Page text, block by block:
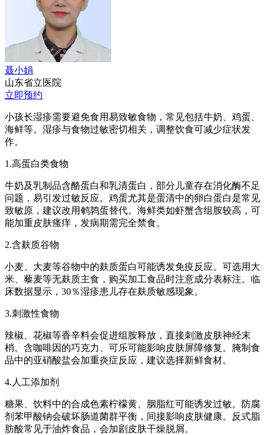
聂小娟
山东省立医院
立即预约
小孩长湿疹需要避免食用易致敏食物，常见包括牛奶、鸡蛋、
海鲜等。湿疹与食物过敏密切相关，调整饮食可减少症状发
作。
1.高蛋白类食物
牛奶及乳制品含酪蛋白和乳清蛋白，部分儿童存在消化酶不足
问题，易引发过敏反应。鸡蛋尤其是蛋清中的卵白蛋白是常见
致敏原，建议改用鹌鹑蛋替代。海鲜类如虾蟹含组胺较高，可
能加重皮肤瘙痒，发病期需完全禁食。
2.含麸质谷物
小麦、大麦等谷物中的麸质蛋白可能诱发免疫反应。可选用大
米、藜麦等无麸质主食，购买加工食品时注意成分表标注。临
床数据显示，30％湿疹患儿存在麸质敏感现象。
3.刺激性食物
辣椒、花椒等香辛料会促进组胺释放，直接刺激皮肤神经末
梢。含咖啡因的巧克力、可乐可能影响皮肤屏障修复。腌制食
品中的亚硝酸盐会加重炎症反应，建议选择新鲜食材。
4.人工添加剂
糖果、饮料中的合成色素柠檬黄、胭脂红可能诱发过敏。防腐
剂苯甲酸钠会破坏肠道菌群平衡，间接影响皮肤健康。反式脂
肪酸常见于油炸食品，会加剧皮肤干燥脱屑。